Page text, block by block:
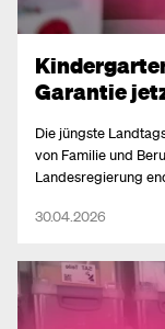
Garantie
Die jüngste
von Familie und
Landesregierung
Krippe – und die
30.04.2026